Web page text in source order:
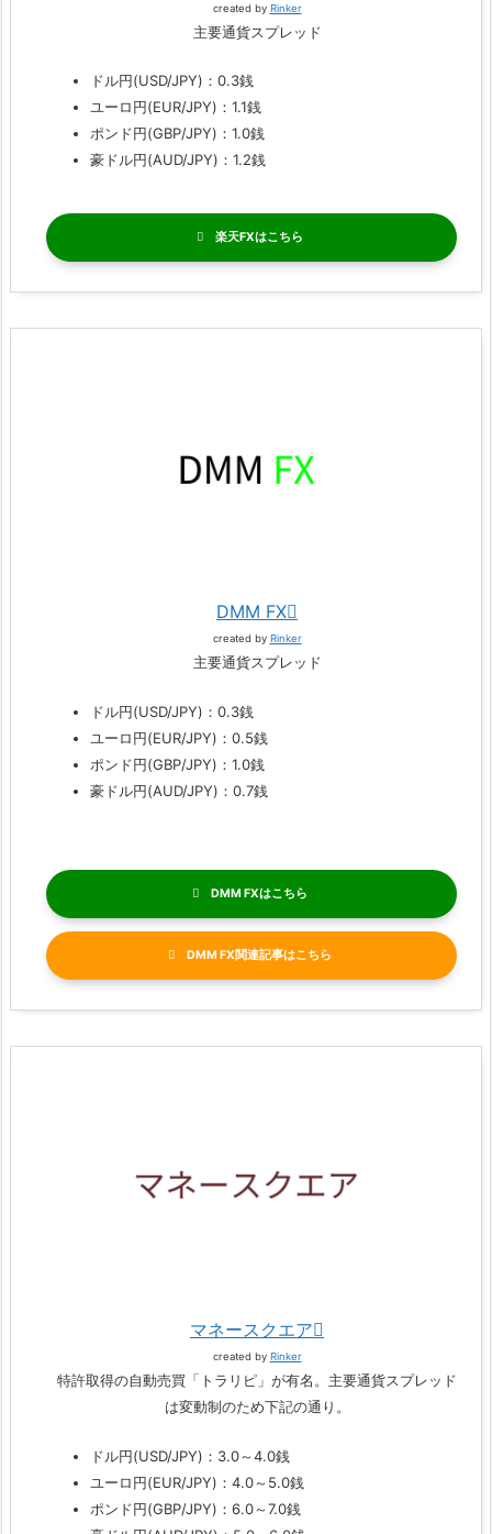
created by Rinker
主要通貨スプレッド
ドル円(USD/JPY)：0.3銭
ユーロ円(EUR/JPY)：1.1銭
ポンド円(GBP/JPY)：1.0銭
豪ドル円(AUD/JPY)：1.2銭
楽天FX
DMM FX
created by Rinker
主要通貨スプレッド
ドル円(USD/JPY)：0.3銭
ユーロ円(EUR/JPY)：0.5銭
ポンド円(GBP/JPY)：1.0銭
豪ドル円(AUD/JPY)：0.7銭
DMM FX
DMM FX関連記事
マネースクエア
created by Rinker
特許取得の自動売買「トラリピ」が有名。主要通貨スプレッド
は変動制のため下記の通り。
ドル円(USD/JPY)：3.0～4.0銭
ユーロ円(EUR/JPY)：4.0～5.0銭
ポンド円(GBP/JPY)：6.0～7.0銭